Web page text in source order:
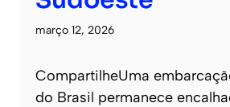
março 12, 2026
CompartilheUma
do Brasil permanece